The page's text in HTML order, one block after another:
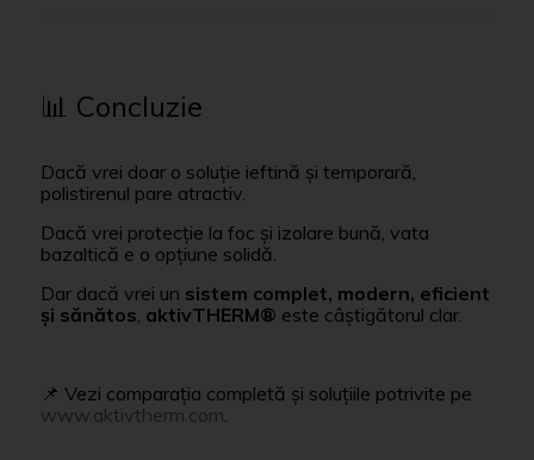
📊 Concluzie
Dacă vrei doar o soluție ieftină și temporară,
polistirenul pare atractiv.
Dacă vrei protecție la foc și izolare bună, vata
bazaltică e o opțiune solidă.
Dar dacă vrei un sistem complet, modern, eficient
și sănătos, aktivTHERM® este câștigătorul clar.
📌 Vezi comparația completă și soluțiile potrivite pe
www.aktivtherm.com.